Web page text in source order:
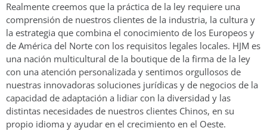
Realmente creemos que la práctica de la ley requiere una
comprensión de nuestros clientes de la industria, la cultura y
la estrategia que combina el conocimiento de los Europeos y
de América del Norte con los requisitos legales locales. HJM es
una nación multicultural de la boutique de la firma de la ley
con una atención personalizada y sentimos orgullosos de
nuestras innovadoras soluciones jurídicas y de negocios de la
capacidad de adaptación a lidiar con la diversidad y las
distintas necesidades de nuestros clientes Chinos, en su
propio idioma y ayudar en el crecimiento en el Oeste.